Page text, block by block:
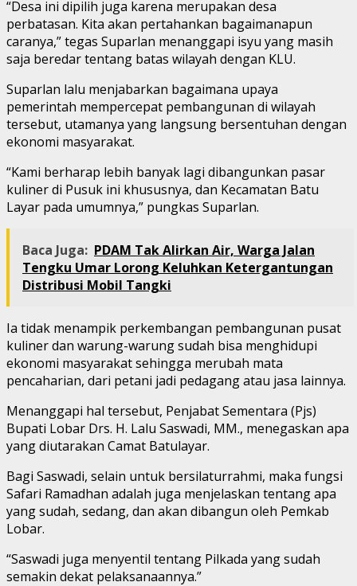
“Desa ini dipilih juga karena merupakan desa
perbatasan. Kita akan pertahankan bagaimanapun
caranya,” tegas Suparlan menanggapi isyu yang masih
saja beredar tentang batas wilayah dengan KLU.
Suparlan lalu menjabarkan bagaimana upaya
pemerintah mempercepat pembangunan di wilayah
tersebut, utamanya yang langsung bersentuhan dengan
ekonomi masyarakat.
“Kami berharap lebih banyak lagi dibangunkan pasar
kuliner di Pusuk ini khususnya, dan Kecamatan Batu
Layar pada umumnya,” pungkas Suparlan.
Baca Juga: PDAM Tak Alirkan Air, Warga Jalan
Tengku Umar Lorong Keluhkan Ketergantungan
Distribusi Mobil Tangki
Ia tidak menampik perkembangan pembangunan pusat
kuliner dan warung-warung sudah bisa menghidupi
ekonomi masyarakat sehingga merubah mata
pencaharian, dari petani jadi pedagang atau jasa lainnya.
Menanggapi hal tersebut, Penjabat Sementara (Pjs)
Bupati Lobar Drs. H. Lalu Saswadi, MM., menegaskan apa
yang diutarakan Camat Batulayar.
Bagi Saswadi, selain untuk bersilaturrahmi, maka fungsi
Safari Ramadhan adalah juga menjelaskan tentang apa
yang sudah, sedang, dan akan dibangun oleh Pemkab
Lobar.
“Saswadi juga menyentil tentang Pilkada yang sudah
semakin dekat pelaksanaannya.”